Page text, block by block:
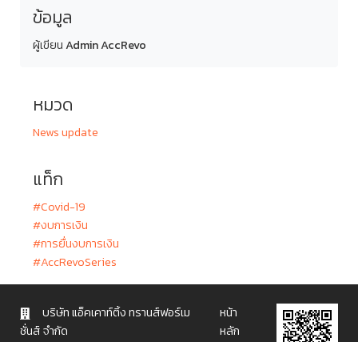
ข้อมูล
ผู้เขียนAdmin AccRevo
หมวด
News update
แท็ก
#Covid-19
#งบการเงิน
#การยื่นงบการเงิน
#AccRevoSeries
บริษัท แอ็คเคาท์ติ้ง ทรานส์ฟอร์เม
ชั่นส์ จำกัด
หน้า
หลัก